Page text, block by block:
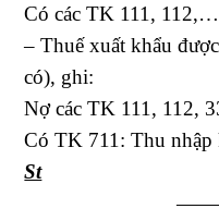
Có các TK 111, 112,…
– Thuế xuất khẩu
có), ghi:
Nợ các TK 111, 112,
Có TK 711: Thu nhập
St